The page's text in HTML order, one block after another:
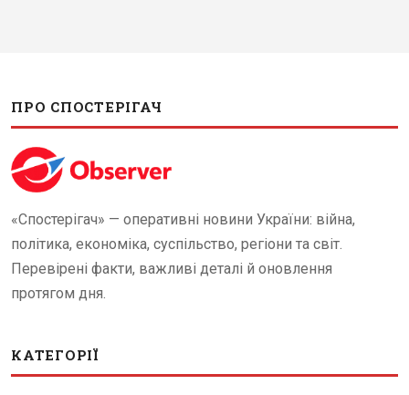
ПРО СПОСТЕРІГАЧ
«Спостерігач» — оперативні новини України: війна,
політика, економіка, суспільство, регіони та світ.
Перевірені факти, важливі деталі й оновлення
протягом дня.
КАТЕГОРІЇ